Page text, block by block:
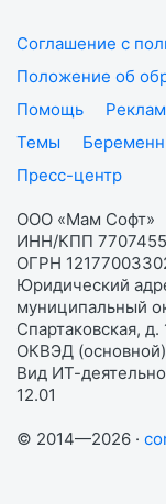
Соглашение с
Положение об
Помощь
Темы
Пресс-центр
ООО «Мам Софт»
ИНН/КПП
ОГРН
Юридический
муниципальный
Спартаковская,
ОКВЭД
Вид ИТ-
12.01
© 2014—2026 ·